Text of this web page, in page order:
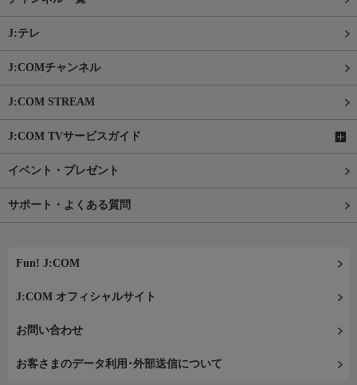
J:テレ
J:COMチャンネル
J:COM STREAM
J:COM TVサービスガイド
イベント・プレゼント
サポート・よくある質問
Fun! J:COM
J:COM オフィシャルサイト
お問い合わせ
お客さまのデータ利用･外部送信について